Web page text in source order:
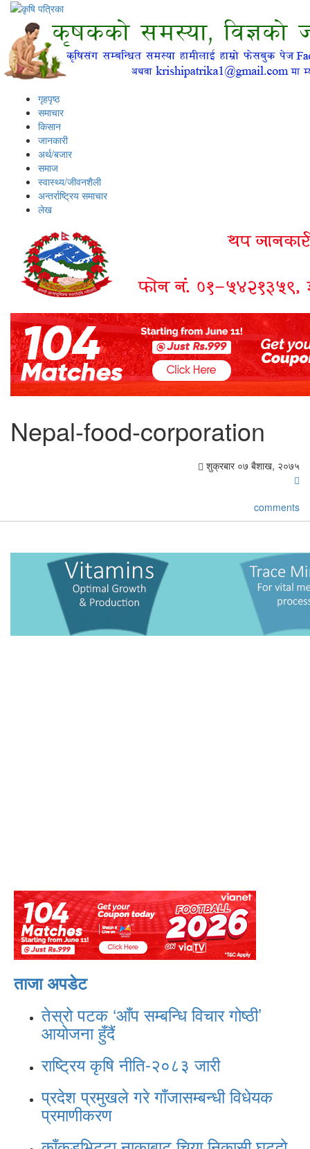
गृहपृष्ठ
समाचार
किसान
जानकारी
अर्थ/बजार
समाज
स्वास्थ्य/जीवनशैली
अन्तर्राष्ट्रिय समाचार
लेख
Nepal-food-corporation
शुक्रबार ०७ बैशाख, २०७५
comments
ताजा अपडेट
तेस्रो पटक ‘आँप सम्बन्धि विचार गोष्ठी’
आयोजना हुँदैं
राष्ट्रिय कृषि नीति-२०८३ जारी
प्रदेश प्रमुखले गरे गाँजासम्बन्धी विधेयक
प्रमाणीकरण